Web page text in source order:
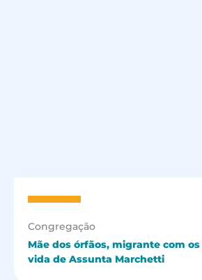
Congregação
Mãe dos órfãos, migrante com
vida de Assunta Marchetti